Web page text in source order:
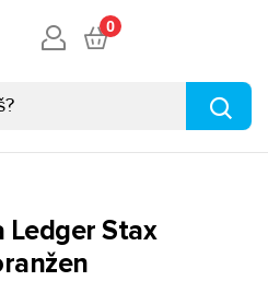
0
Ledger Stax